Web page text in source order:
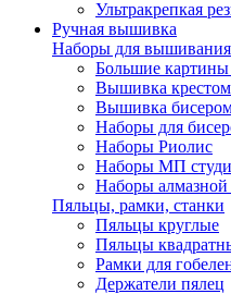
Ультракрепкая
Ручная вышивка
Наборы для вышивания
Большие картины
Вышивка крестом
Вышивка
Наборы для
Наборы Риолис
Наборы МП
Наборы алмазной
Пяльцы, рамки, станки
Пяльцы круглые
Пяльцы
Рамки для
Держатели пялец